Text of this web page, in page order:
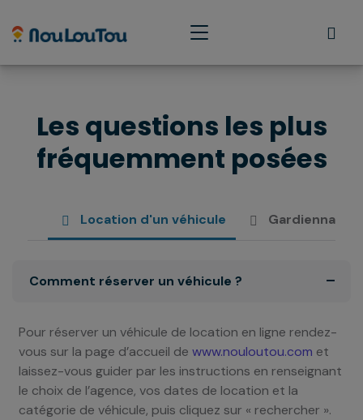
Les questions les plus
fréquemment posées
Location d'un véhicule Gardiennage
Comment réserver un véhicule ?
Pour réserver un véhicule de location en ligne rendez-
vous sur la page d’accueil de www.nouloutou.com et
laissez-vous guider par les instructions en renseignant
le choix de l’agence, vos dates de location et la
catégorie de véhicule, puis cliquez sur « rechercher ».